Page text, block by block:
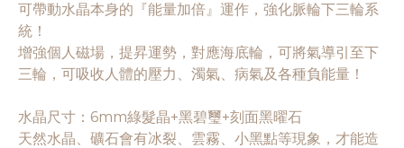
可帶動水晶本身的『能量加倍』運作，強化脈輪下三輪系
統！
增強個人磁場，提昇運勢，對應海底輪，可將氣導引至下
三輪，可吸收人體的壓力、濁氣、病氣及各種負能量！
水晶尺寸：6mm綠髮晶+黑碧璽+刻面黑曜石
天然水晶、礦石會有冰裂、雲霧、小黑點等現象，才能造